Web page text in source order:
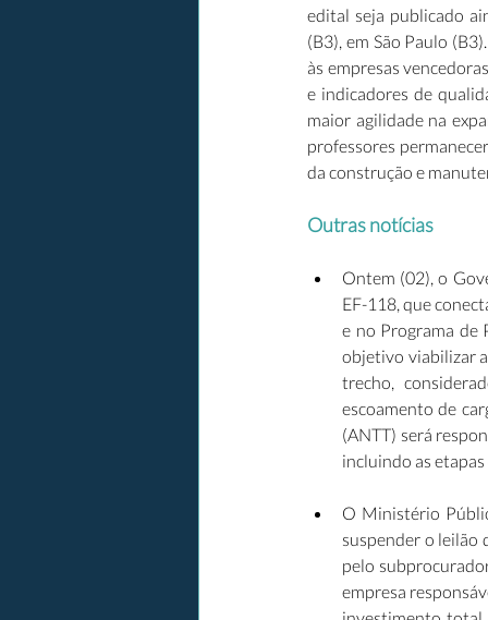
edital seja publicado
(B3), em São Paulo
às empresas
e indicadores de
maior agilidade na
professores
da construção e
Outras notícias
Ontem (02), o
EF-118, que
e no Programa de
objetivo viabilizar
trecho,
escoamento de
(ANTT) será
incluindo as
O Ministério
suspender o leilão
pelo
empresa